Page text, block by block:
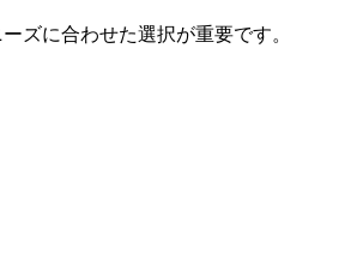
ズに合わせた選択が重要です。